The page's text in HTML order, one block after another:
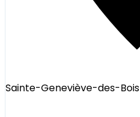
Sainte-Geneviève-des-Bois